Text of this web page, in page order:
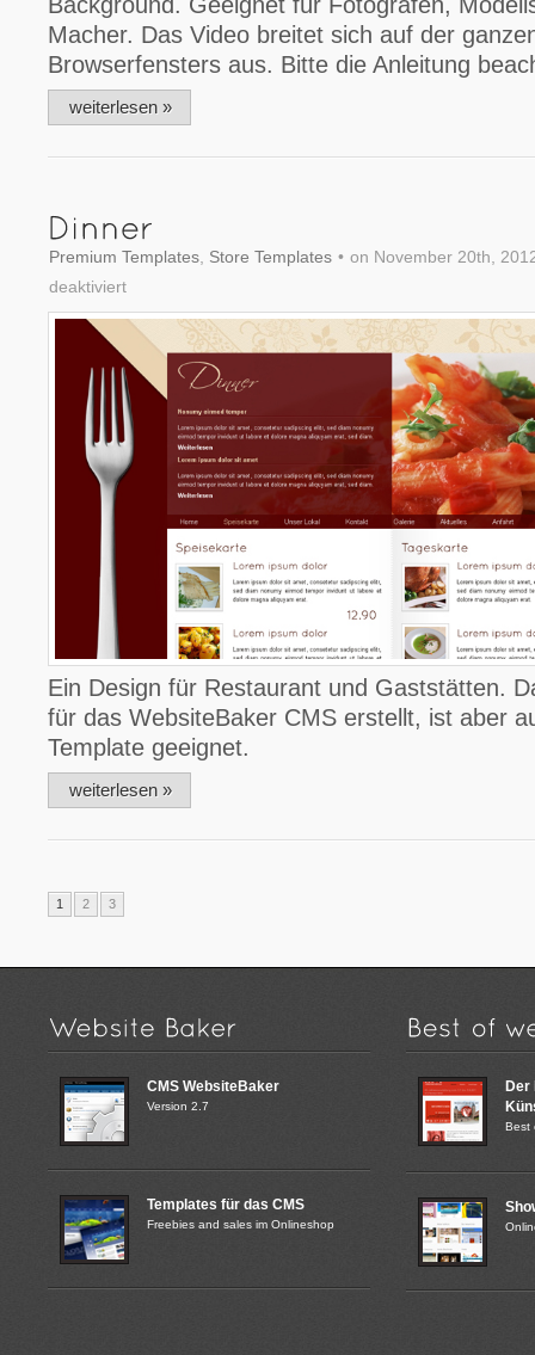
Macher. Das Video breitet sich auf der
Browserfensters aus. Bitte die Anleitung
weiterlesen »
Premium Templates Store Templates • on November 20th,
deaktiviert
Ein Design für Restaurant und Gaststätten.
für das WebsiteBaker CMS erstellt, ist aber
Template geeignet.
weiterlesen »
1 2 3
CMS WebsiteBaker
Version 2.7
Templates für das CMS
Freebies and sales im Onlineshop
Der
Best